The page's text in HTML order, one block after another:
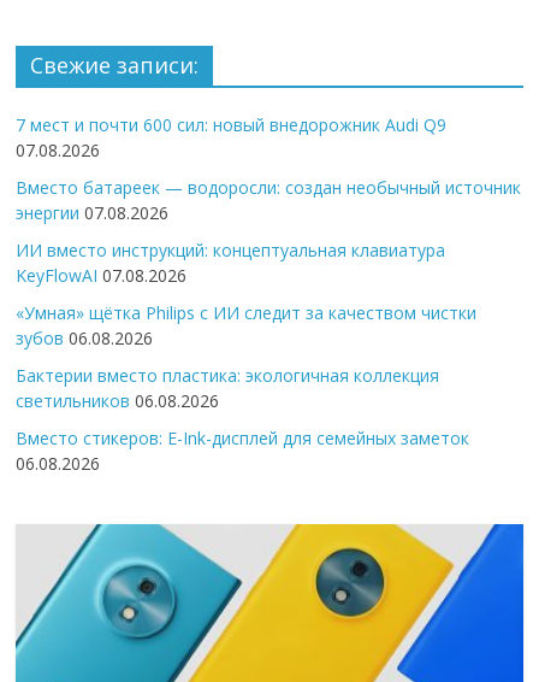
Свежие записи:
7 мест и почти 600 сил: новый внедорожник Audi Q9
07.08.2026
Вместо батареек — водоросли: создан необычный источник
энергии 07.08.2026
ИИ вместо инструкций: концептуальная клавиатура
KeyFlowAI 07.08.2026
«Умная» щётка Philips с ИИ следит за качеством чистки
зубов 06.08.2026
Бактерии вместо пластика: экологичная коллекция
светильников 06.08.2026
Вместо стикеров: E-Ink-дисплей для семейных заметок
06.08.2026